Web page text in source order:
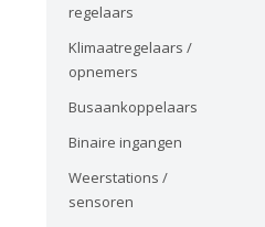
regelaars
Klimaatregelaars /
opnemers
Busaankoppelaars
Binaire ingangen
Weerstations /
sensoren